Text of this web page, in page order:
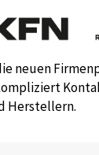
neuen
Herstellern.